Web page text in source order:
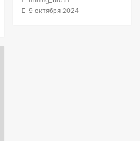
9 октября 2024